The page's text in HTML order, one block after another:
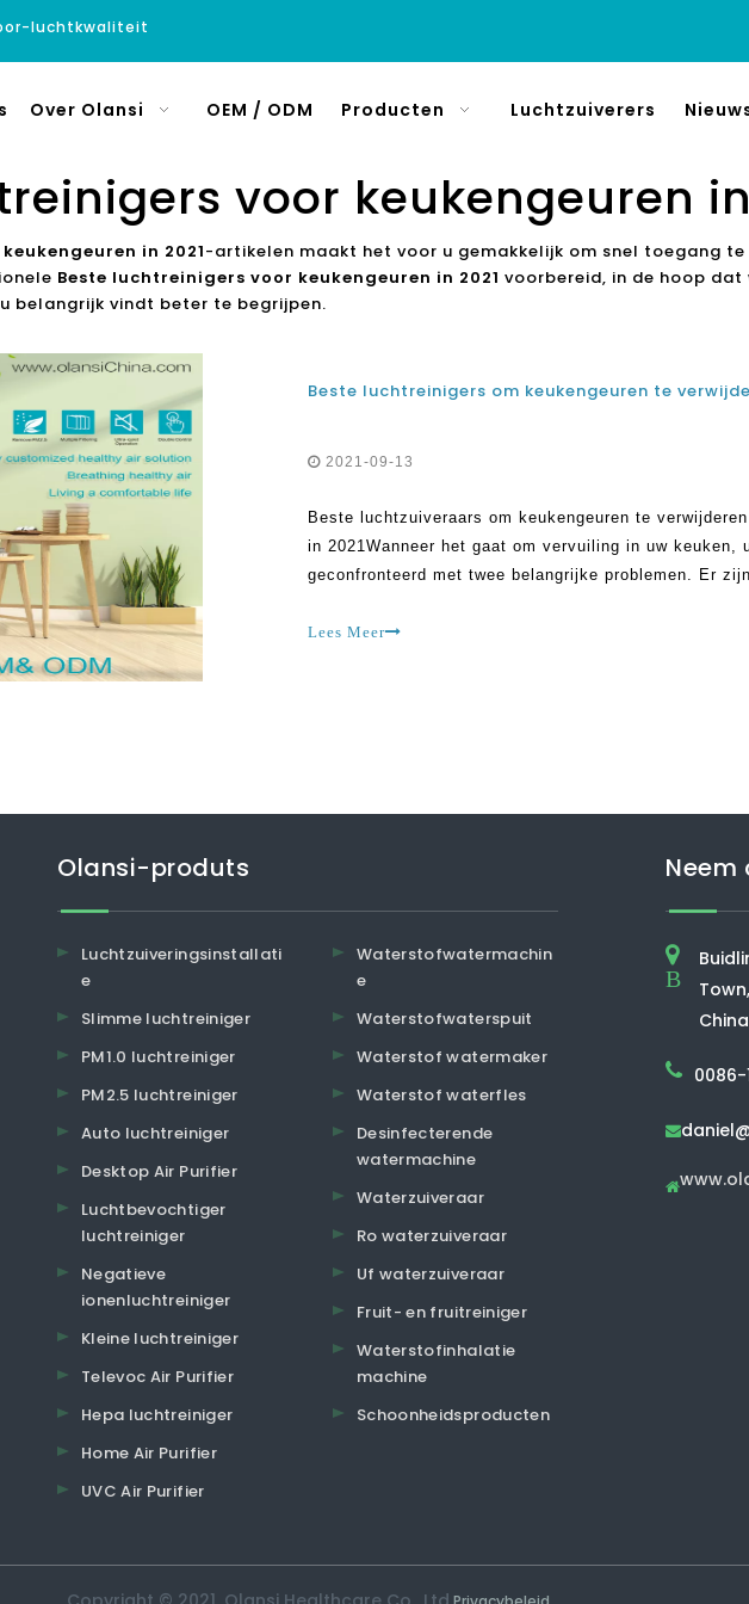
luchtkwaliteit
Over Olansi OEM / ODM Producten Luchtzuiverers
voor keukengeuren in
in 2021-artikelen maakt het voor u gemakkelijk om snel toegang
Beste luchtreinigers voor keukengeuren in 2021 voorbereid, in de hoop dat
belangrijk vindt beter te begrijpen.
2021-09-13
Beste luchtzuiveraars om keukengeuren te
in 2021Wanneer het gaat om vervuiling in uw keuken,
geconfronteerd met twee belangrijke problemen. Er
formaldehyde en koolmonoxide. Ook, vluchtige
Lees Meer
Olansi-produts
Luchtzuiveringsinstallati
e
Slimme luchtreiniger
PM1.0 luchtreiniger
PM2.5 luchtreiniger
Auto luchtreiniger
Desktop Air Purifier
Luchtbevochtiger
luchtreiniger
Negatieve
ionenluchtreiniger
Kleine luchtreiniger
Televoc Air Purifier
Hepa luchtreiniger
Home Air Purifier
UVC Air Purifier
Waterstofwatermachin
e
Waterstofwaterspuit
Waterstof watermaker
Waterstof waterfles
Desinfecterende
watermachine
Waterzuiveraar
Ro waterzuiveraar
Uf waterzuiveraar
Fruit- en fruitreiniger
Waterstofinhalatie
machine
Schoonheidsproducten
Neem
B
China
0086-

